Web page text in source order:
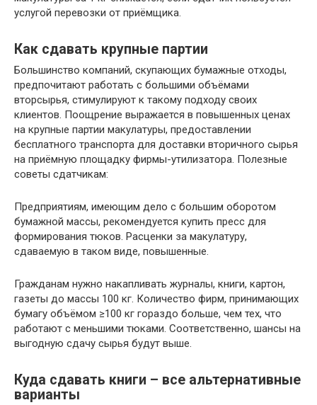
услугой перевозки от приёмщика.
Как сдавать крупные партии
Большинство компаний, скупающих бумажные отходы,
предпочитают работать с большими объёмами
вторсырья, стимулируют к такому подходу своих
клиентов. Поощрение выражается в повышенных ценах
на крупные партии макулатуры, предоставлении
бесплатного транспорта для доставки вторичного сырья
на приёмную площадку фирмы-утилизатора. Полезные
советы сдатчикам:
Предприятиям, имеющим дело с большим оборотом
бумажной массы, рекомендуется купить пресс для
формирования тюков. Расценки за макулатуру,
сдаваемую в таком виде, повышенные.
Гражданам нужно накапливать журналы, книги, картон,
газеты до массы 100 кг. Количество фирм, принимающих
бумагу объёмом ≥100 кг гораздо больше, чем тех, что
работают с меньшими тюками. Соответственно, шансы на
выгодную сдачу сырья будут выше.
Куда сдавать книги – все альтернативные
варианты